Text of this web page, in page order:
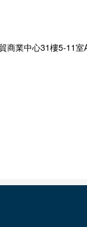
商業中心31樓5-11